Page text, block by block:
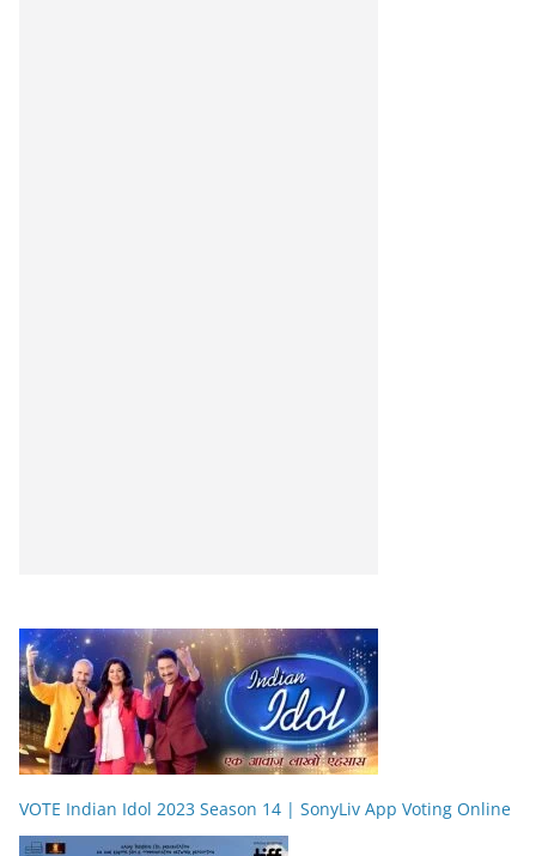
VOTE Indian Idol 2023 Season 14 | SonyLiv App Voting Online